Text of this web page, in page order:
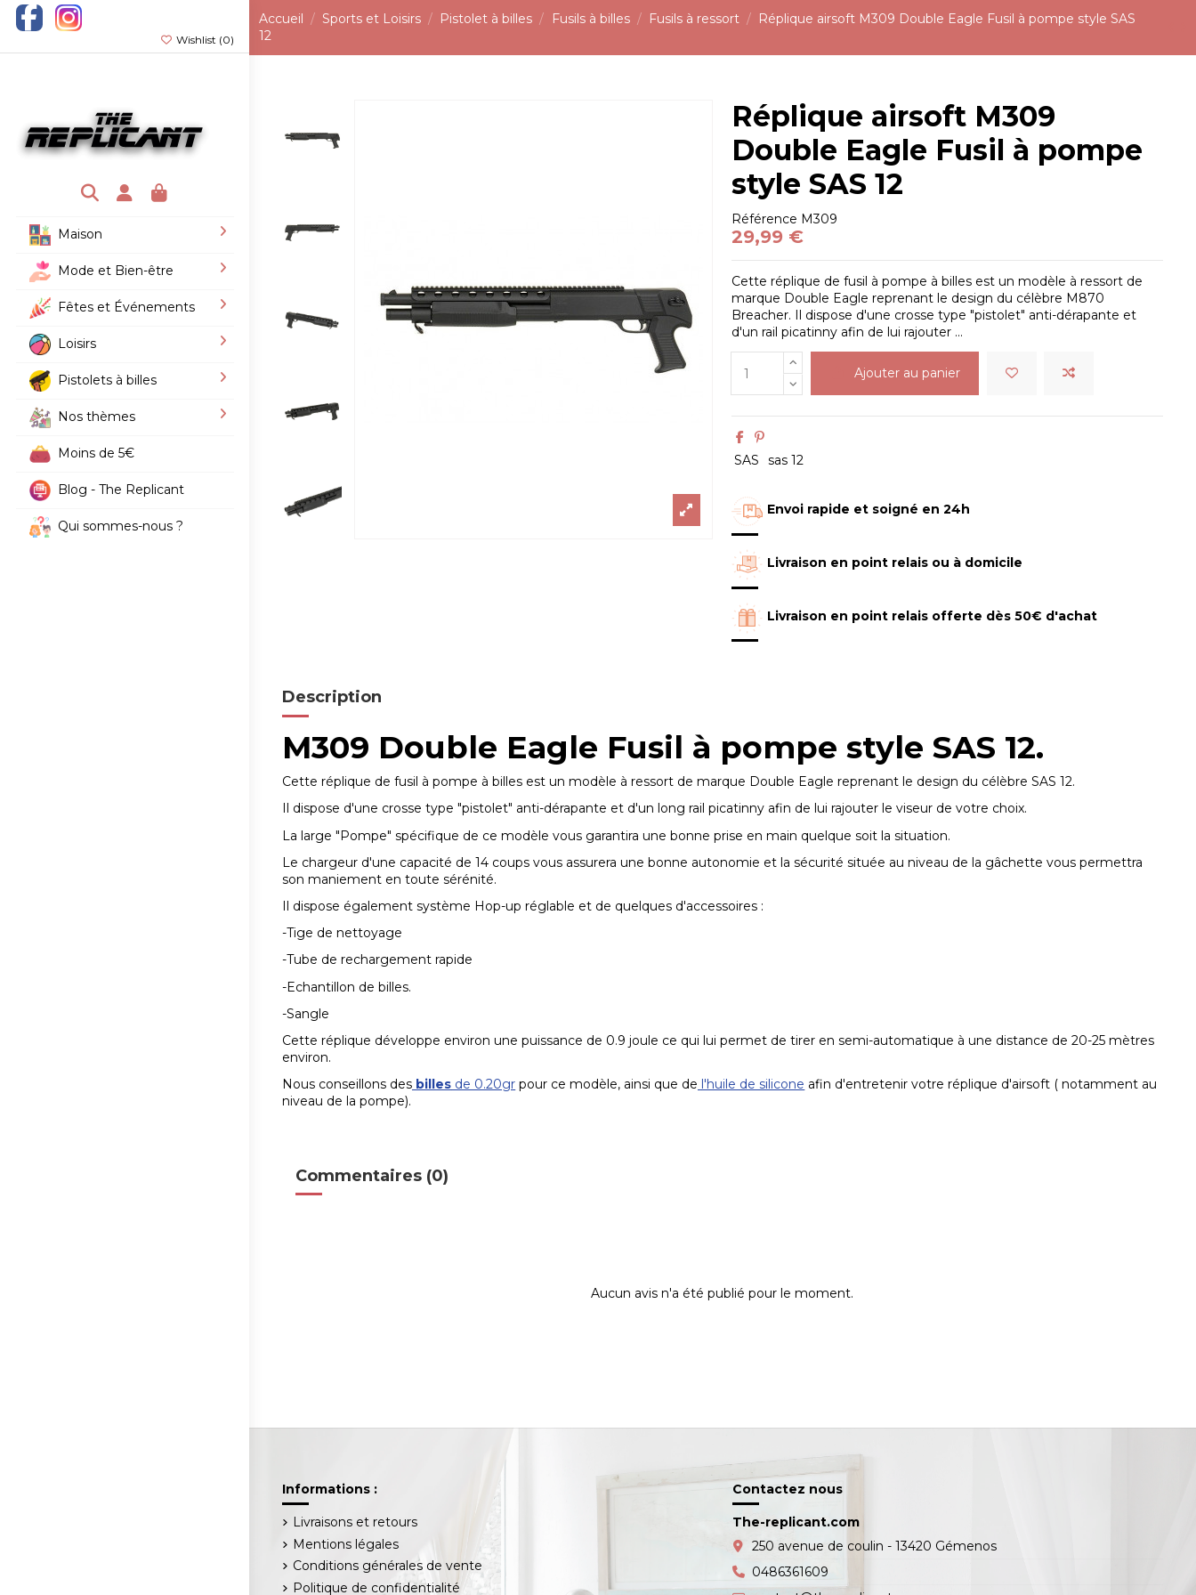
Wishlist (0)
Maison
Mode et Bien-être
Fêtes et Événements
Loisirs
Pistolets à billes
Nos thèmes
Moins de 5€
Blog - The Replicant
Qui sommes-nous ?
Accueil Sports et Loisirs Pistolet à billes Fusils à billes Fusils à ressort
Réplique airsoft M309 Double Eagle Fusil à pompe style SAS
12
Réplique airsoft M309
Double Eagle Fusil à pompe
style SAS 12
Référence M309
29,99 €
Cette réplique de fusil à pompe à billes est un modèle à ressort de
marque Double Eagle reprenant le design du célèbre M870
Breacher. Il dispose d'une crosse type "pistolet" anti-dérapante et
d'un rail picatinny afin de lui rajouter ...
Ajouter au panier
SAS sas 12
Envoi rapide et soigné en 24h
Livraison en point relais ou à domicile
Livraison en point relais offerte dès 50€ d'achat
Description
M309 Double Eagle Fusil à pompe style SAS 12.
Cette réplique de fusil à pompe à billes est un modèle à ressort de marque Double Eagle reprenant le design du célèbre SAS 12.
Il dispose d'une crosse type "pistolet" anti-dérapante et d'un long railpicatinny afin de lui rajouter le viseur de votre choix.
La large "Pompe" spécifique de ce modèle vous garantira une bonne prise en main quelque soit la situation.
Le chargeur d'une capacité de 14 coups vous assurera une bonne autonomie et la sécurité située au niveau de la gâchette vous permettra
son maniement en toute sérénité.
Il dispose également système Hop-up réglable et de quelques d'accessoires :
-Tige de nettoyage
-Tube de rechargement rapide
-Echantillon de billes.
-Sangle
Cette réplique développe environ une puissance de 0.9 joule ce qui lui permet de tirer en semi-automatique à une distance de 20-25 mètres
environ.
Nous conseillons des billes de 0.20gr pour ce modèle, ainsi que de l'huile de silicone afin d'entretenir votre réplique d'airsoft ( notamment au
niveau de la pompe).
Commentaires (0)
Aucun avis n'a été publié pour le moment.
Informations :
Livraisons et retours
Mentions légales
Conditions générales de vente
Politique de confidentialité
Contactez nous
The-replicant.com
250 avenue de coulin - 13420 Gémenos
0486361609